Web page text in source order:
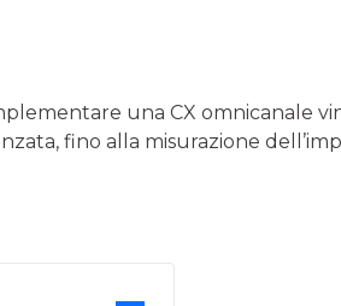
una CX omnicanale
fino alla misurazione